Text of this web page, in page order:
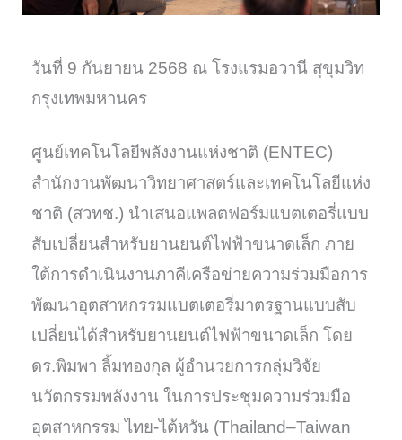
วันที่ 9 กันยายน 2568 ณ โรงแรมอวานี สุขุมวิท
กรุงเทพมหานคร
ศูนย์เทคโนโลยีพลังงานแห่งชาติ (ENTEC)
สำนักงานพัฒนาวิทยาศาสตร์และเทคโนโลยีแห่ง
ชาติ (สวทช.) นำเสนอแพลตฟอร์มแบตเตอรี่แบบ
สับเปลี่ยนสำหรับยานยนต์ไฟฟ้าขนาดเล็ก ภาย
ใต้การดำเนินงานภาคีเครือข่ายความร่วมมือการ
พัฒนาอุตสาหกรรมแบตเตอรี่มาตรฐานแบบสับ
เปลี่ยนได้สำหรับยานยนต์ไฟฟ้าขนาดเล็ก โดย
ดร.พิมพา ลิ้มทองกุล ผู้อำนวยการกลุ่มวิจัย
นวัตกรรมพลังงาน ในการประชุมความร่วมมือ
อุตสาหกรรม ไทย-ไต้หวัน (Thailand–Taiwan